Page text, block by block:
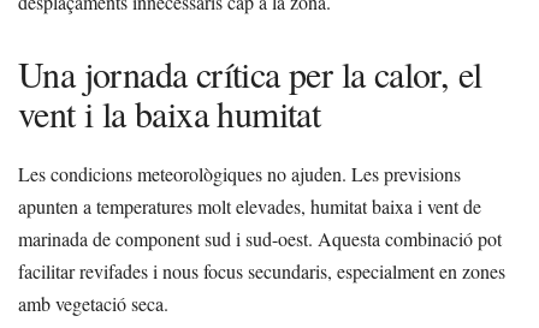
Una jornada crítica per la calor, el
vent i la baixa humitat
Les condicions meteorològiques no ajuden. Les previsions
apunten a temperatures molt elevades, humitat baixa i vent de
marinada de component sud i sud-oest. Aquesta combinació pot
facilitar revifades i nous focus secundaris, especialment en zones
amb vegetació seca.